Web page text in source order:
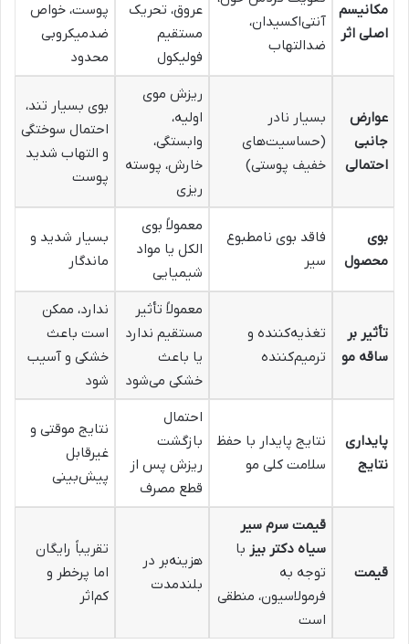
مکانیسم
اصلی اثر
آنتی‌اکسیدان،
ضدالتهاب
عروق، تحریک
مستقیم
فولیکول
پوست، خواص
ضدمیکروبی
محدود
عوارض
جانبی
احتمالی
بسیار نادر
(حساسیت‌های
خفیف پوستی)
ریزش موی
اولیه،
وابستگی،
خارش، پوسته
ریزی
بوی بسیار تند،
احتمال سوختگی
و التهاب شدید
پوست
بوی
محصول
فاقد بوی نامطبوع
سیر
معمولاً بوی
الکل یا مواد
شیمیایی
بسیار شدید و
ماندگار
تأثیر بر
ساقه مو
تغذیه‌کننده و
ترمیم‌کننده
معمولاً تأثیر
مستقیم ندارد
یا باعث
خشکی می‌شود
ندارد، ممکن
است باعث
خشکی و آسیب
شود
پایداری
نتایج
نتایج پایدار با حفظ
سلامت کلی مو
احتمال
بازگشت
ریزش پس از
قطع مصرف
نتایج موقتی و
غیرقابل
پیش‌بینی
قیمت
قیمت سرم سیر
سیاه دکتر بیز با
توجه به
فرمولاسیون، منطقی
است
هزینه‌بر در
بلندمدت
تقریباً رایگان
اما پرخطر و
کم‌اثر